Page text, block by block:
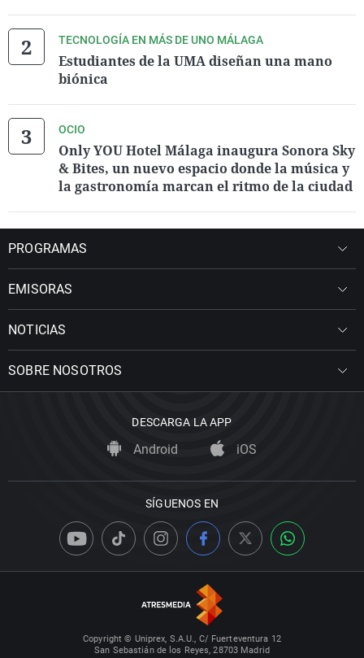
TECNOLOGÍA EN MÁS DE UNO MÁLAGA
Estudiantes de la UMA diseñan una mano
biónica
OCIO
Only YOU Hotel Málaga inaugura Sonora Sky
& Bites, un nuevo espacio donde la música y
la gastronomía marcan el ritmo de la ciudad
PROGRAMAS
EMISORAS
NOTICIAS
SOBRE NOSOTROS
DESCARGA LA APP
Android iOS
SÍGUENOS EN
Copyright © Uniprex, S.A.U., C/ Fuerteventura 12
San Sebastián de los Reyes, 28703 Madrid